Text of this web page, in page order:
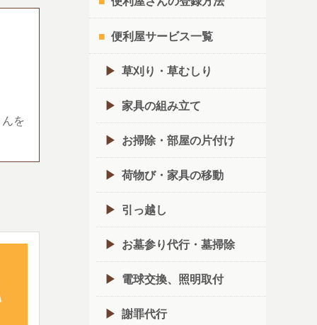
を
便利屋サービス一覧
草刈り・草むしり
家具の組み立て
お掃除・部屋の片付け
荷物び・家具の移動
引っ越し
お墓参り代行・墓掃除
電球交換、照明取付
謝罪代行